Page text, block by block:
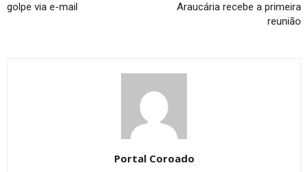
golpe via e-mail
Araucária recebe a primeira
reunião
Portal Coroado